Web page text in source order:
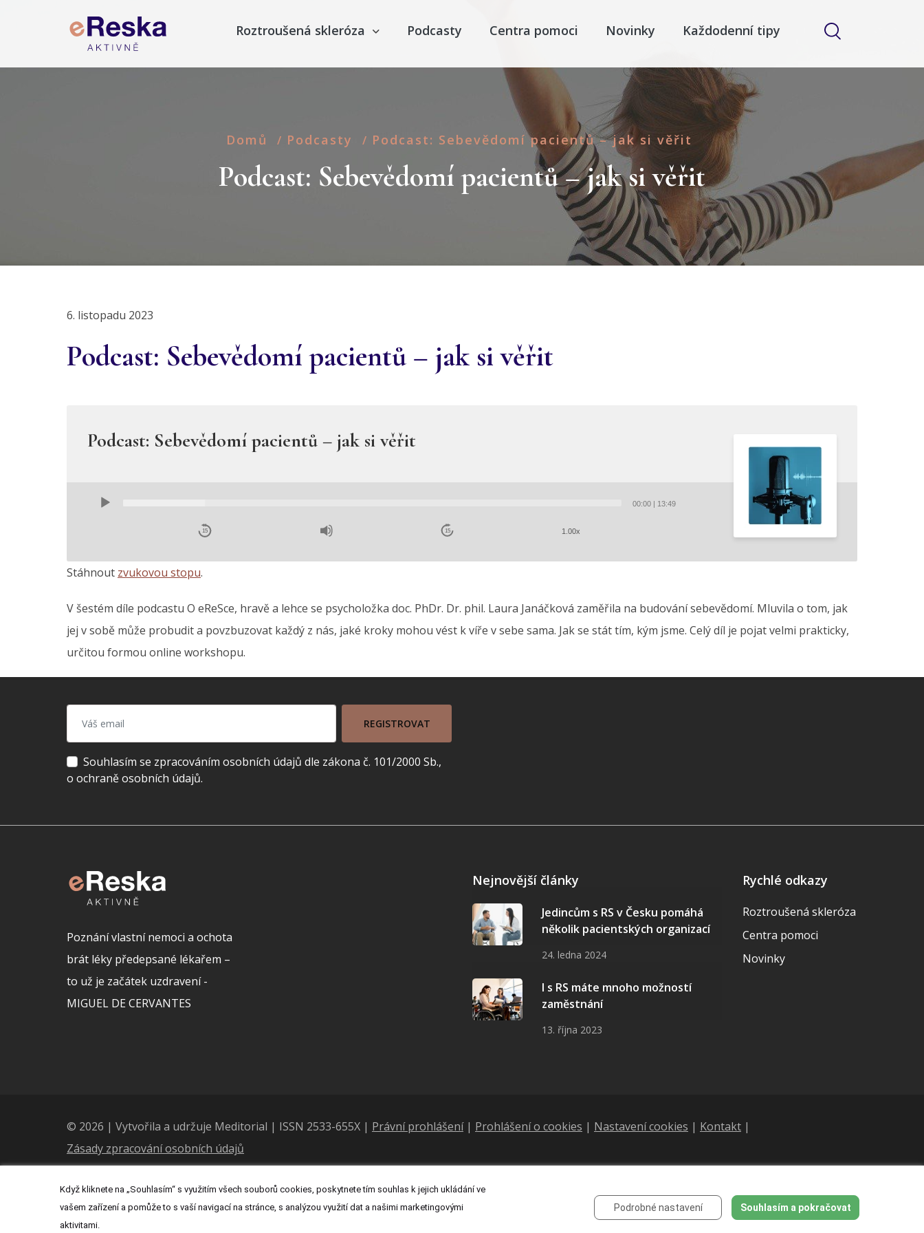
Roztroušená skleróza Podcasty Centra pomoci Novinky Každodenní tipy
Domů / Podcasty / Podcast: Sebevědomí pacientů – jak si věřit
Podcast: Sebevědomí pacientů – jak si věřit
6. listopadu 2023
Podcast: Sebevědomí pacientů – jak si věřit
Podcast: Sebevědomí pacientů – jak si věřit
Player
00:00 | 13:49
15 15 1.00x
Stáhnout zvukovou stopu.
V šestém díle podcastu O eReSce, hravě a lehce se psycholožka doc. PhDr. Dr. phil. Laura Janáčková zaměřila na budování sebevědomí. Mluvila o tom, jak
jej v sobě může probudit a povzbuzovat každý z nás, jaké kroky mohou vést k víře v sebe sama. Jak se stát tím, kým jsme. Celý díl je pojat velmi prakticky,
určitou formou online workshopu.
REGISTROVAT
Souhlasím se zpracováním osobních údajů dle zákona č. 101/2000 Sb.,
o ochraně osobních údajů.
Poznání vlastní nemoci a ochota
brát léky předepsané lékařem –
to už je začátek uzdravení -
MIGUEL DE CERVANTES
Nejnovější články
Jedincům s RS v Česku pomáhá
několik pacientských organizací
24. ledna 2024
I s RS máte mnoho možností
zaměstnání
13. října 2023
Rychlé odkazy
Roztroušená skleróza
Centra pomoci
Novinky
© 2026 | Vytvořila a udržuje Meditorial | ISSN 2533-655X | Právní prohlášení| Prohlášení o cookies | Nastavení cookies | Kontakt |
Zásady zpracování osobních údajů
Když kliknete na „Souhlasím“ s využitím všech souborů cookies, poskytnete tím souhlas k jejich ukládání ve
vašem zařízení a pomůže to s vaší navigací na stránce, s analýzou využití dat a našimi marketingovými
aktivitami.
Podrobné nastavení Souhlasím a pokračovat